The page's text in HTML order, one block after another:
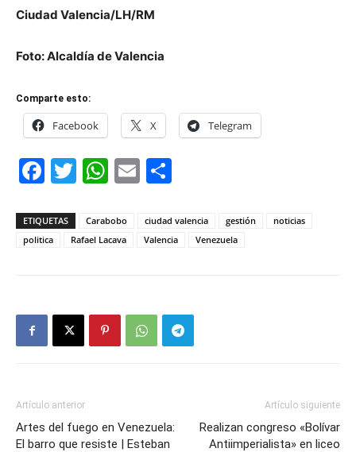
Ciudad Valencia/LH/RM
Foto: Alcaldía de Valencia
Comparte esto:
Facebook X Telegram
Facebook
Twitter
WhatsApp
Email
ETIQUETAS Carabobo ciudad valencia gestión
noticias
politica
Rafael Lacava Valencia Venezuela
Artículo anterior
Artes del fuego en Venezuela:
El barro que resiste | Esteban
Artículo siguiente
Realizan congreso «Bolívar
Antiimperialista» en liceo